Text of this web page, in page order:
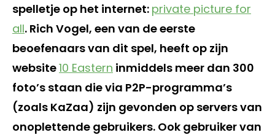
spelletje op het internet: private picture for
all. Rich Vogel, een van de eerste
beoefenaars van dit spel, heeft op zijn
website10 Eastern inmiddels meer dan 300
foto’s staan die via P2P-programma’s
(zoals KaZaa) zijn gevonden op servers van
onoplettende gebruikers. Ook gebruiker van